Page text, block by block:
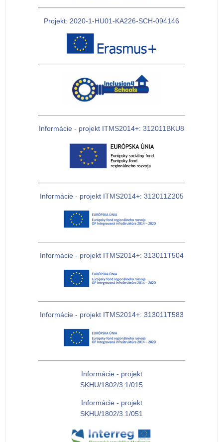
Projekt: 2020-1-HU01-KA226-SCH-094146
Informácie - projekt ITMS2014+: 312011BKU8
Informácie - projekt ITMS2014+: 312011Z205
Informácie - projekt ITMS2014+: 313011T504
Informácie - projekt ITMS2014+: 313011T583
Informácie - projekt
SKHU/1802/3.1/015
Informácie - projekt
SKHU/1802/3.1/051